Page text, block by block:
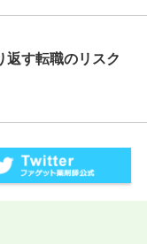
返す転職のリスク